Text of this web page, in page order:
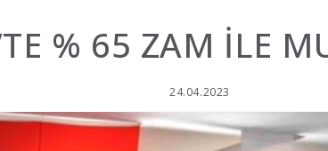
% 65 ZAM İLE
24.04.2023